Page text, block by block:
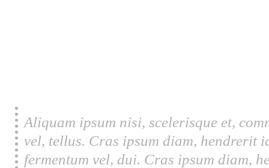
Aliquam ipsum nisi, scelerisque et,
vel, tellus. Cras ipsum diam, hendrerit
fermentum vel, dui. Cras ipsum diam,